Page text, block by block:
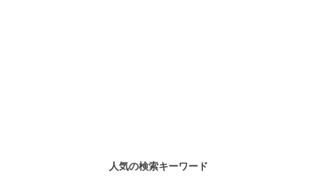
人気の検索キーワード